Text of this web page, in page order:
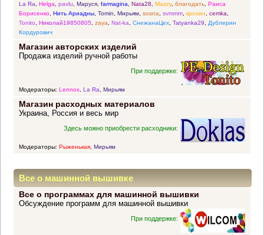
La Ra, Helga, pavlu, Маруся, farmagina, Nata28, Mazzy, благодать, Раиса
Борисенко, Нить Ариадны, Tomin, Мирьям, sosna, svmmm, крохин, cemka,
Tonito, Николай19850805, zaya, Nat-ka, СнежанаЦех, Tatyanka29, Дублерин
Кордурович
Магазин авторских изделий
Продажа изделий ручной работы
При поддержке:
Модераторы: Lennox, La Ra, Мирьям
Магазин расходных материалов
Украина, Россия и весь мир
Здесь можно приобрести расходники:
Модераторы: Рыженькая, Мирьям
Все о машинной вышивке
Все о программах для машинной вышивки
Обсуждение программ для машинной вышивки
При поддержке: